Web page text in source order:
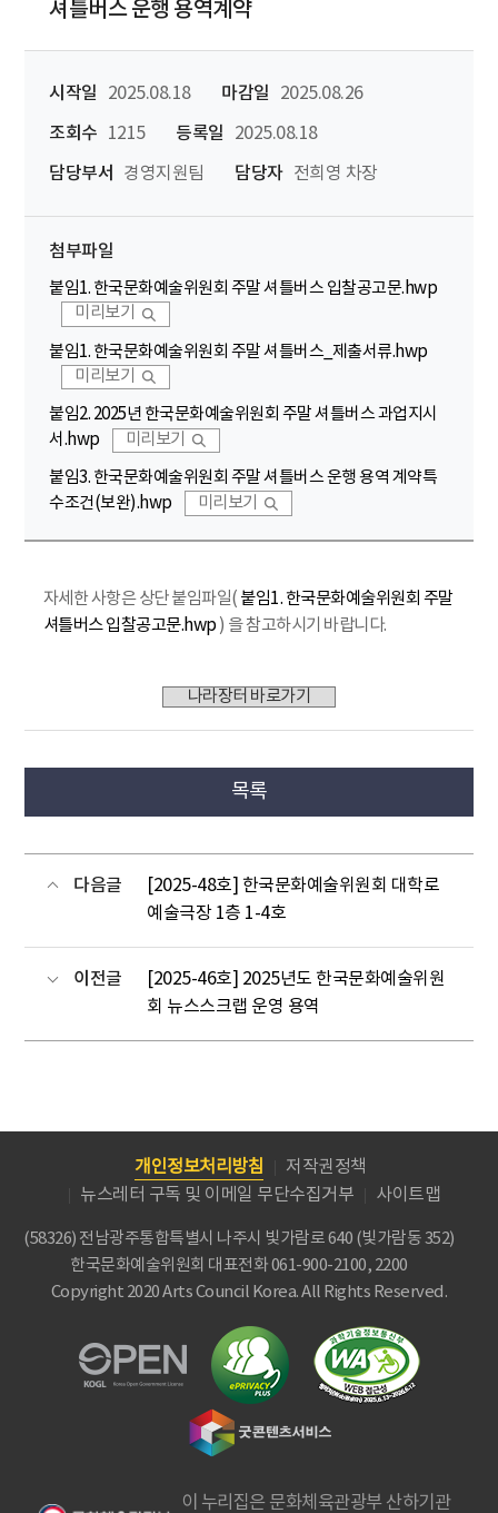
셔틀버스 운행 용역계약
시작일 2025.08.18 마감일
2025.08.26
조회수
1215 등록일
2025.08.18
담당부서
경영지원팀 담당자 전희영 차장
첨부파일
붙임1. 한국문화예술위원회 주말 셔틀버스 입찰공고문.hwp
미리보기
붙임1. 한국문화예술위원회 주말 셔틀버스_제출서류.hwp
미리보기
붙임2. 2025년 한국문화예술위원회 주말 셔틀버스 과업지시
서.hwp
미리보기
붙임3. 한국문화예술위원회 주말 셔틀버스 운행 용역 계약특
수조건(보완).hwp
미리보기
자세한 사항은 상단 붙임파일( 붙임1. 한국문화예술위원회 주말
셔틀버스 입찰공고문.hwp) 을 참고하시기 바랍니다.
나라장터 바로가기
목록
다음글
[2025-48호] 한국문화예술위원회 대학로
예술극장 1층 1-4호
이전글
[2025-46호] 2025년도 한국문화예술위원
회 뉴스스크랩 운영 용역
개인정보처리방침
저작권정책
뉴스레터 구독 및 이메일 무단수집거부
사이트맵
(58326) 전남광주통합특별시 나주시 빛가람로 640 (빛가람동 352)
한국문화예술위원회 대표전화 061-900-2100, 2200
Copyright 2020 Arts Council Korea. All Rights Reserved.
이 누리집은 문화체육관광부 산하기관